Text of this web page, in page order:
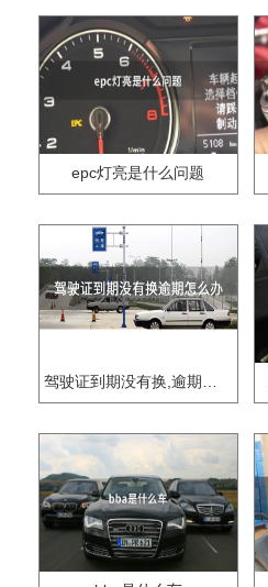
epc灯亮是什么问题
驾驶证到期没有换,逾期怎么办??